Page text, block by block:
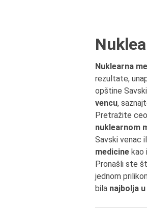
Nuklearna
rezultate,
opštine
vencu,
Pretražite ceo
nuklearnom
Savski venac
medicine kao
Pronašli ste
jednom
bila najbolja